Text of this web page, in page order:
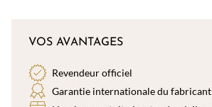
VOS AVANTAGES
Revendeur officiel
Garantie internationale du fabricant